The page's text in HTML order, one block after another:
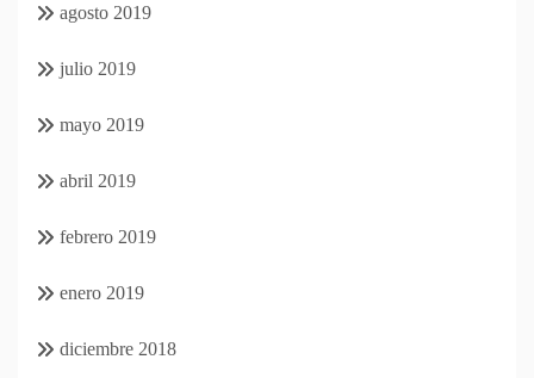
agosto 2019
julio 2019
mayo 2019
abril 2019
febrero 2019
enero 2019
diciembre 2018